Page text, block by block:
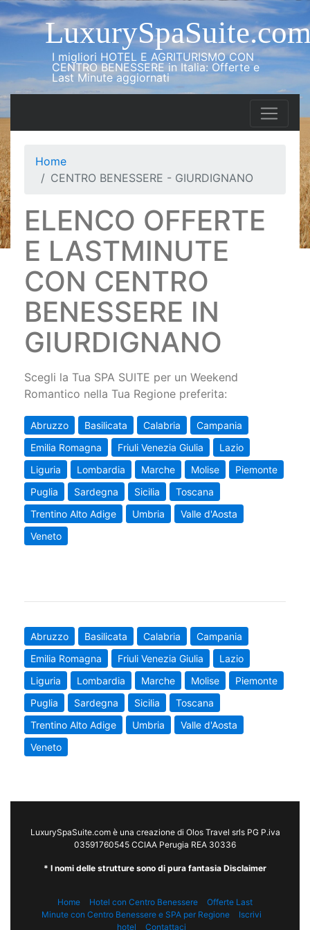
I migliori HOTEL E AGRITURISMO CON
CENTRO BENESSERE in Italia: Offerte e
Last Minute aggiornati
Home
CENTRO BENESSERE - GIURDIGNANO
ELENCO OFFERTE
E LASTMINUTE
CON CENTRO
BENESSERE IN
GIURDIGNANO
Scegli la Tua SPA SUITE per un Weekend
Romantico nella Tua Regione preferita:
Abruzzo Basilicata Calabria
Campania
Emilia Romagna
Friuli Venezia Giulia
Lazio
Liguria
Lombardia Marche Molise
Piemonte
Puglia
Sardegna Sicilia
Toscana
Trentino Alto Adige
Umbria
Valle d'Aosta
Veneto
Abruzzo Basilicata Calabria
Campania
Emilia Romagna
Friuli Venezia Giulia
Lazio
Liguria
Lombardia Marche Molise
Piemonte
Puglia
Sardegna Sicilia
Toscana
Trentino Alto Adige
Umbria
Valle d'Aosta
Veneto
LuxurySpaSuite.com è una creazione di Olos Travel srls PG P.iva
03591760545 CCIAA Perugia REA 30336
* I nomi delle strutture sono di pura fantasia Disclaimer
Home Hotel con Centro Benessere
Offerte Last
Minute con Centro Benessere e SPA per Regione
Iscrivi
hotel
Contattaci